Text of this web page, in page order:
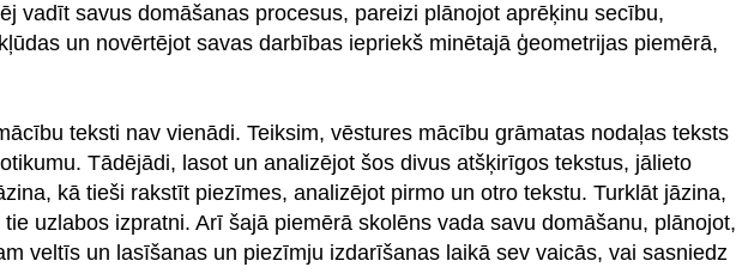
vadīt savus domāšanas procesus, pareizi plānojot aprēķinu secību,
un novērtējot savas darbības iepriekš minētajā ģeometrijas piemērā,
teksti nav vienādi. Teiksim, vēstures mācību grāmatas nodaļas teksts
Tādējādi, lasot un analizējot šos divus atšķirīgos tekstus, jālieto
kā tieši rakstīt piezīmes, analizējot pirmo un otro tekstu. Turklāt jāzina,
uzlabos izpratni. Arī šajā piemērā skolēns vada savu domāšanu, plānojot,
veltīs un lasīšanas un piezīmju izdarīšanas laikā sev vaicās, vai sasniedz